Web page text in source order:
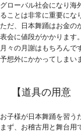
グローバル社会になり海
ることは非常に重要にな
ただ、日本舞踊はお金の
表会に値段がかかります。
月々の月謝はもちろんで
予想外にかかってしまい
【道具の用意
お子様が日本舞踊を習う
まず、お稽古用と舞台用